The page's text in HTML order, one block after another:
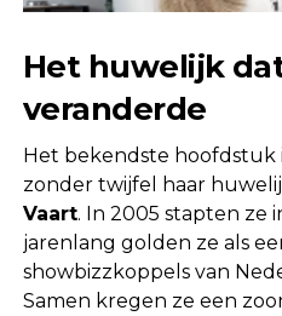
Het huwelijk
veranderde
Het bekendste hoofdstuk
zonder twijfel haar
Vaart. In 2005 stapten ze
jarenlang golden ze als
showbizzkoppels van
Samen kregen ze een